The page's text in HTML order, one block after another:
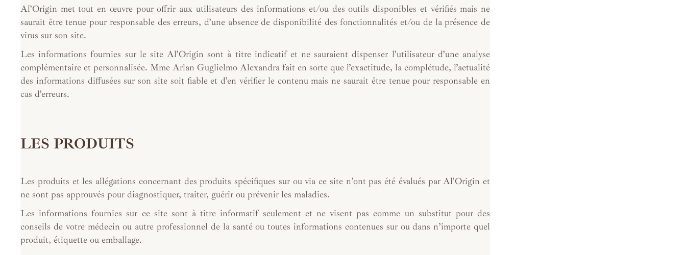
Al’Origin met tout en œuvre pour offrir aux utilisateurs des informations et/ou des outils disponibles et vérifiés mais ne
saurait être tenue pour responsable des erreurs, d’une absence de disponibilité des fonctionnalités et/ou de la présence de
virus sur son site.
Les informations fournies sur le site Al’Origin sont à titre indicatif et ne sauraient dispenser l’utilisateur d’une analyse
complémentaire et personnalisée. Mme Arlan Guglielmo Alexandra fait en sorte que l’exactitude, la complétude, l’actualité
des informations diffusées sur son site soit fiable et d’en vérifier le contenu mais ne saurait être tenue pour responsable en
cas d’erreurs.
LES PRODUITS
Les produits et les allégations concernant des produits spécifiques sur ou via ce site n’ont pas été évalués par Al’Origin et
ne sont pas approuvés pour diagnostiquer, traiter, guérir ou prévenir les maladies.
Les informations fournies sur ce site sont à titre informatif seulement et ne visent pas comme un substitut pour des
conseils de votre médecin ou autre professionnel de la santé ou toutes informations contenues sur ou dans n’importe quel
produit, étiquette ou emballage.